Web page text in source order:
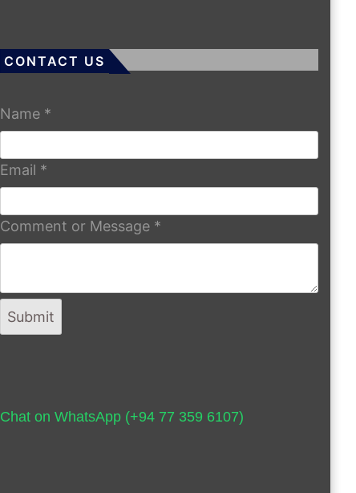
CONTACT US
Name *
Email *
Comment or Message *
Submit
Chat on WhatsApp (+94 77 359 6107)